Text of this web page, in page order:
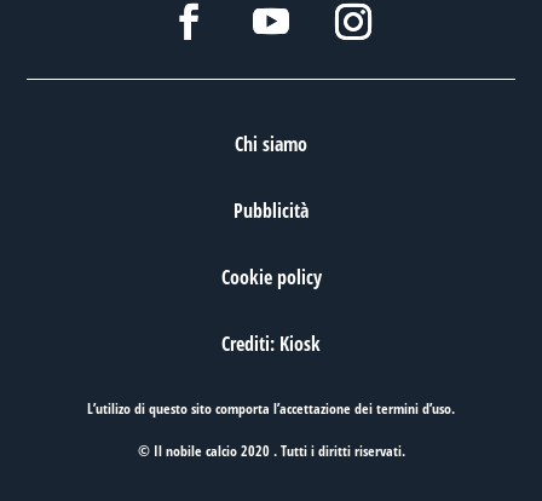
Chi siamo
Pubblicità
Cookie policy
Crediti: Kiosk
L’utilizo di questo sito comporta l’accettazione deitermini d’uso.
© Il nobile calcio 2020 . Tutti i diritti riservati.